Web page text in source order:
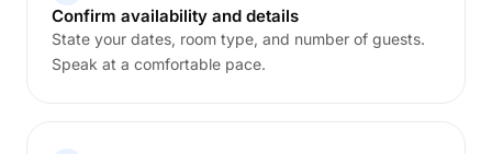
Confirm availability and details
State your dates, room type, and number of guests.
Speak at a comfortable pace.